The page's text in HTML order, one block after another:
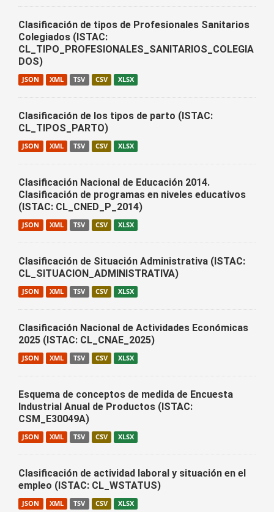
Clasificación de tipos de Profesionales Sanitarios
Colegiados (ISTAC:
CL_TIPO_PROFESIONALES_SANITARIOS_COLEGIA
DOS)
JSON XML TSV CSV XLSX
Clasificación de los tipos de parto (ISTAC:
CL_TIPOS_PARTO)
JSON XML TSV CSV XLSX
Clasificación Nacional de Educación 2014.
Clasificación de programas en niveles educativos
(ISTAC: CL_CNED_P_2014)
JSON XML TSV CSV XLSX
Clasificación de Situación Administrativa (ISTAC:
CL_SITUACION_ADMINISTRATIVA)
JSON XML TSV CSV XLSX
Clasificación Nacional de Actividades Económicas
2025 (ISTAC: CL_CNAE_2025)
JSON XML TSV CSV XLSX
Esquema de conceptos de medida de Encuesta
Industrial Anual de Productos (ISTAC:
CSM_E30049A)
JSON XML TSV CSV XLSX
Clasificación de actividad laboral y situación en el
empleo (ISTAC: CL_WSTATUS)
JSON XML TSV CSV XLSX